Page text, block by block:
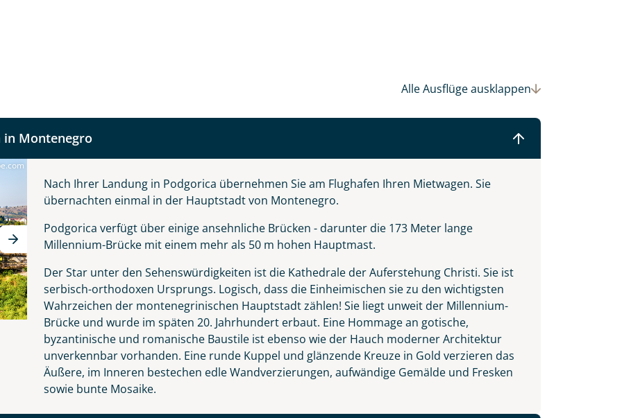
Alle Ausflügeausklappen
Montenegro
Nach Ihrer Landung in Podgorica übernehmen Sie am Flughafen Ihren Mietwagen. Sie
übernachten einmal in der Hauptstadt von Montenegro.
Podgorica verfügt über einige ansehnliche Brücken - darunter die 173 Meter lange
Millennium-Brücke mit einem mehr als 50 m hohen Hauptmast.
Der Star unter den Sehenswürdigkeiten ist die Kathedrale der Auferstehung Christi. Sie ist
serbisch-orthodoxen Ursprungs. Logisch, dass die Einheimischen sie zu den wichtigsten
Wahrzeichen der montenegrinischen Hauptstadt zählen! Sie liegt unweit der Millennium-
Brücke und wurde im späten 20. Jahrhundert erbaut. Eine Hommage an gotische,
byzantinische und romanische Baustile ist ebenso wie der Hauch moderner Architektur
unverkennbar vorhanden. Eine runde Kuppel und glänzende Kreuze in Gold verzieren das
Äußere, im Inneren bestechen edle Wandverzierungen, aufwändige Gemälde und Fresken
sowie bunte Mosaike.
Ihr Urlaub - so individuell wie Sie. Teilen Sie uns Ihre Wunschtermine für die Reise
kontaktieren Sie, um alles Weitere zu besprechen. Gemeinsam gestalten wir Ihre
Telefon
Anzahl Kinder Alter